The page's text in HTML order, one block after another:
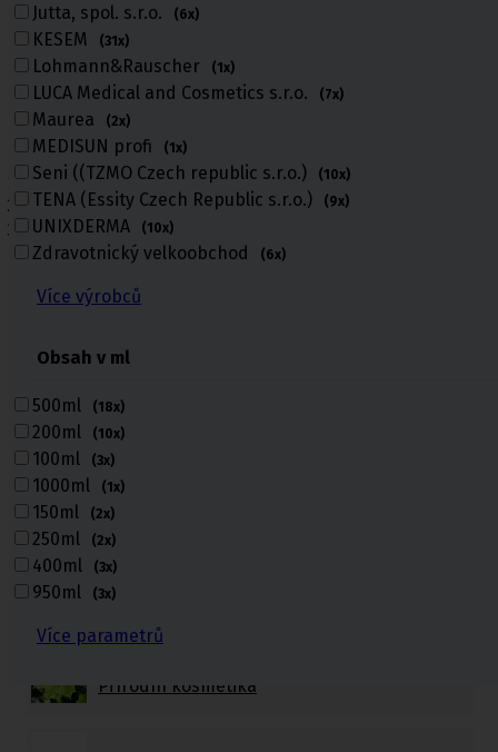
Jutta, spol. s.r.o. (6x)
KESEM (31x)
Lohmann&Rauscher (1x)
LUCA Medical and Cosmetics s.r.o. (7x)
Maurea (2x)
MEDISUN profi (1x)
Seni ((TZMO Czech republic s.r.o.) (10x)
TENA (Essity Czech Republic s.r.o.) (9x)
UNIXDERMA (10x)
Zdravotnický velkoobchod (6x)
Více výrobců
Obsah v ml
500ml (18x)
200ml (10x)
100ml (3x)
1000ml (1x)
150ml (2x)
250ml (2x)
400ml (3x)
950ml (3x)
Více parametrů
Úvod
Kosmetika a hygiena, Dětské pleny
Kosmetické přípravky
Kosmetické přípravky
Péče o citlivou pokožku
Tělová kosmetika
Pleťová kosmetika
S minerály z Mrtvého moře
Přírodní kosmetika